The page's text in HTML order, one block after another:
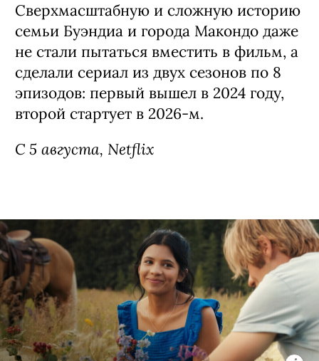
Сверхмасштабную и сложную историю
семьи Буэндиа и города Макондо даже
не стали пытаться вместить в фильм, а
сделали сериал из двух сезонов по 8
эпизодов: первый вышел в 2024 году,
второй стартует в 2026-м.
С 5 августа, Netflix